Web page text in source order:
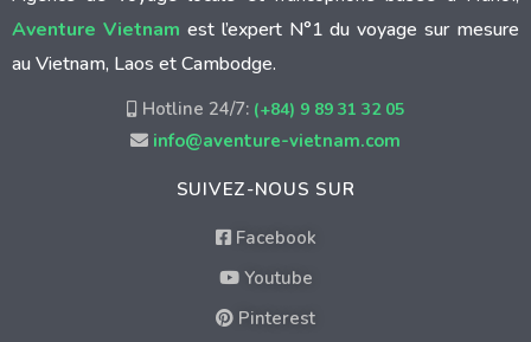
Aventure Vietnam est l’expert N°1 du voyage sur mesure
au Vietnam, Laos et Cambodge.
Hotline 24/7: (+84) 9 89 31 32 05
info@aventure-vietnam.com
SUIVEZ-NOUS SUR
Facebook
Youtube
Pinterest